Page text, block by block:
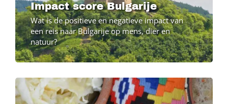
Impact score Bulgarije
Wat is de positieve en negatieve impact van
een reis naar Bulgarije op mens, dier en
natuur?
Image